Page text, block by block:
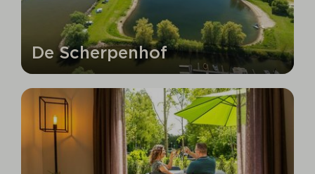
De Scherpenhof